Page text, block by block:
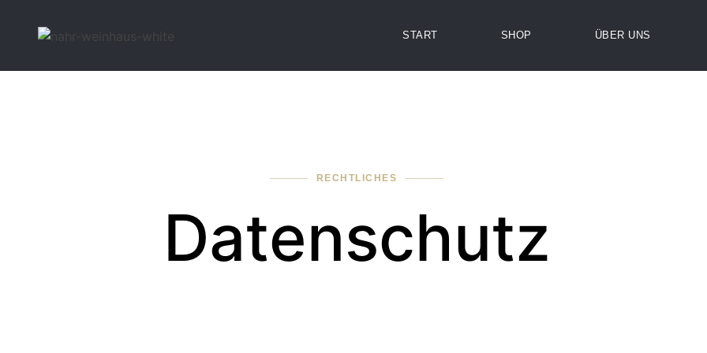
START SHOP ÜBER UNS
RECHTLICHES
Datenschutz